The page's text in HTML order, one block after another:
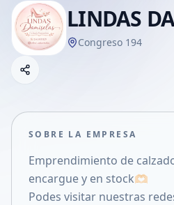
LINDAS
Congreso 194
Compartir empresa
Compartir en X
SOBRE LA EMPRESA
Emprendimiento de
encargue y en stock🫶🏻
Podes visitar nuestras